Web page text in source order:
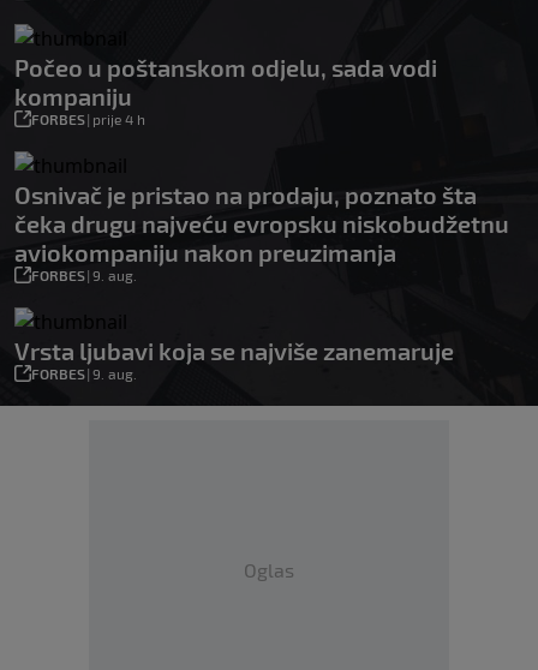
Počeo u poštanskom odjelu, sada vodi
kompaniju
FORBES| prije 4 h
Osnivač je pristao na prodaju, poznato šta
čeka drugu najveću evropsku niskobudžetnu
aviokompaniju nakon preuzimanja
FORBES| 9. aug.
Vrsta ljubavi koja se najviše zanemaruje
FORBES| 9. aug.
Oglas